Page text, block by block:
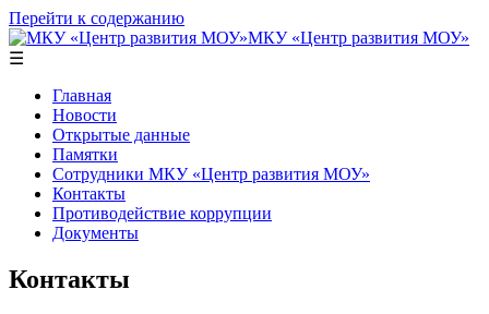
Перейти к содержанию
МКУ «Центр развития МОУ»
☰
Главная
Новости
Открытые данные
Памятки
Сотрудники МКУ «Центр развития МОУ»
Контакты
Противодействие коррупции
Документы
Контакты